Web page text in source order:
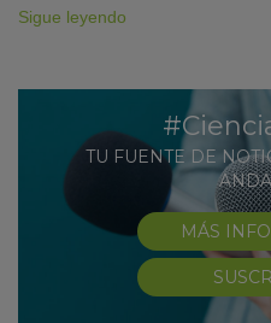
Sigue leyendo
TU FUENTE DE
MÁS